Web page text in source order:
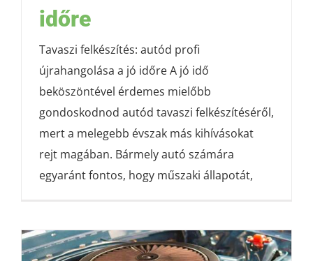
időre
Tavaszi felkészítés: autód profi
újrahangolása a jó időre A jó idő
beköszöntével érdemes mielőbb
gondoskodnod autód tavaszi felkészítéséről,
mert a melegebb évszak más kihívásokat
rejt magában. Bármely autó számára
egyaránt fontos, hogy műszaki állapotát,